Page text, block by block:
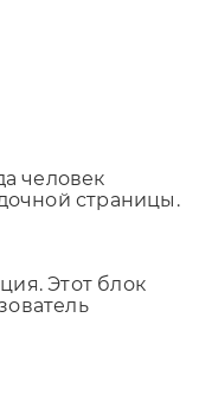
человек
страницы.
Этот блок